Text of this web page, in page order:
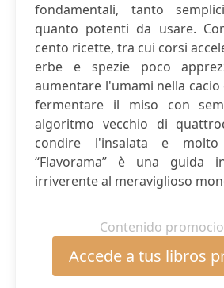
fondamentali, tanto
quanto potenti da usare.
cento ricette, tra cui corsi
erbe e spezie poco
aumentare l'umami nella
fermentare il miso con
algoritmo vecchio di
condire l'insalata e
“Flavorama” è una guida
irriverente al meraviglioso
Contenido
Accede a tus libros